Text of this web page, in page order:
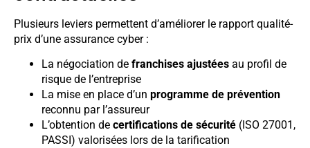
Plusieurs leviers permettent d’améliorer le rapport qualité-
prix d’une assurance cyber :
La négociation de franchises ajustées au profil de
risque de l’entreprise
La mise en place d’un programme de prévention
reconnu par l’assureur
L’obtention de certifications de sécurité (ISO 27001,
PASSI) valorisées lors de la tarification